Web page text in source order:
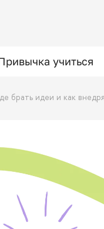
учиться
брать идеи и как